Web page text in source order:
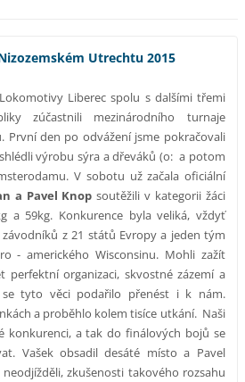
Utrechtu 2015
Liberec spolu s dalšími třemi
zúčastnili mezinárodního turnaje
První den po odvážení jsme pokračovali
výrobu sýra a dřeváků (o: a potom
V sobotu už začala oficiální
a Pavel Knop soutěžili v kategorii žáci
a 59kg. Konkurence byla veliká, vždyť
z 21 států Evropy a jeden tým
- amerického Wisconsinu. Mohli zažít
perfektní organizaci, skvostné zázemí a
tyto věci podařilo přenést i k nám.
a proběhlo kolem tisíce utkání. Naši
konkurenci, a tak do finálových bojů se
Vašek obsadil desáté místo a Pavel
zkušenosti takového rozsahu